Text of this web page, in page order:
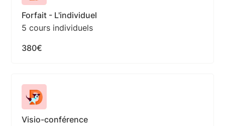
Forfait - L'individuel
5 cours individuels
380€
Visio-conférence